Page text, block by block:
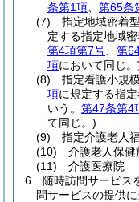
条第1項
第65条
(7)
指定地域密着
定する指定地域
第4項第7号
第
項において同じ。
(8)
指定看護小規
項に規定する指
いう。 第47条第4
て同じ。)
(9)
指定介護老人
(10)
介護老人保健
(11)
介護医療院
6
随時訪問サービス
問サービスの提供